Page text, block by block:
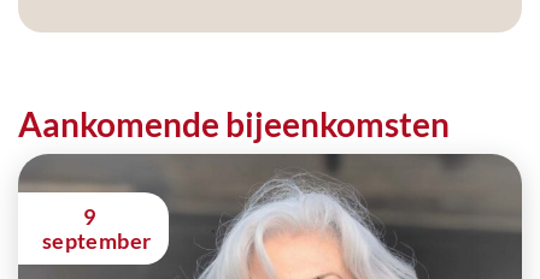
Aankomende bijeenkomsten
9
september